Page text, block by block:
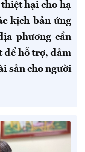
hại cho hạ
kịch bản ứng
phương cần
để hỗ trợ, đảm
sản cho người